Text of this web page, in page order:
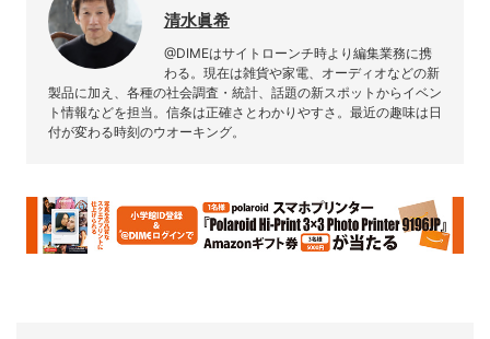
清水眞希
@DIMEはサイトローンチ時より編集業務に携
わる。現在は雑貨や家電、オーディオなどの新
製品に加え、各種の社会調査・統計、話題の新スポットからイベン
ト情報などを担当。信条は正確さとわかりやすさ。最近の趣味は日
付が変わる時刻のウオーキング。